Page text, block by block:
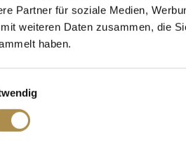
Partner für soziale Medien,
weiteren Daten zusammen, die
haben.